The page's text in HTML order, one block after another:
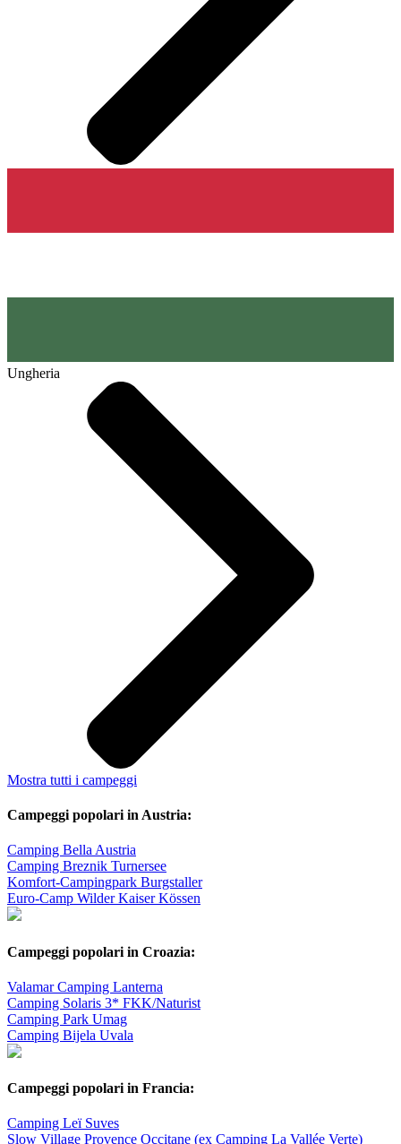
Ungheria
Mostra tutti i campeggi
Campeggi popolari in Austria:
Camping Bella Austria
Camping Breznik Turnersee
Komfort-Campingpark Burgstaller
Euro-Camp Wilder Kaiser Kössen
Campeggi popolari in Croazia:
Valamar Camping Lanterna
Camping Solaris 3* FKK/Naturist
Camping Park Umag
Camping Bijela Uvala
Campeggi popolari in Francia:
Camping Leï Suves
Slow Village Provence Occitane (ex Camping La Vallée Verte)